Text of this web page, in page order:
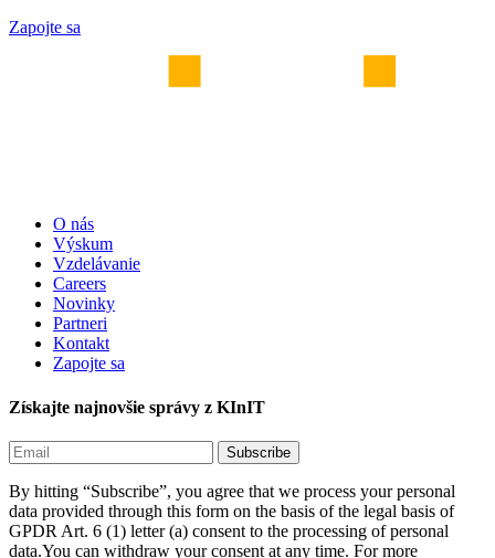
Zapojte sa
O nás
Výskum
Vzdelávanie
Careers
Novinky
Partneri
Kontakt
Zapojte sa
Získajte najnovšie správy z KInIT
By hitting “Subscribe”, you agree that we process your personal
data provided through this form on the basis of the legal basis of
GPDR Art. 6 (1) letter (a) consent to the processing of personal
data.You can withdraw your consent at any time. For more